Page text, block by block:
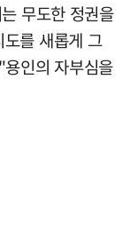
무도한 정권을
를 새롭게 그
인의 자부심을